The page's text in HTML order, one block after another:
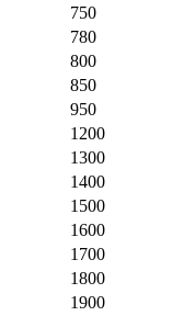
750
780
800
850
950
1200
1300
1400
1500
1600
1700
1800
1900